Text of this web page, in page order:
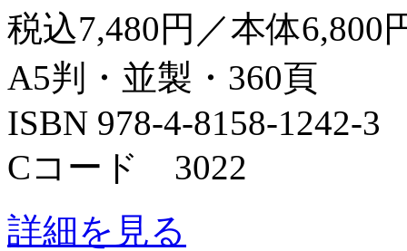
税込7,480円／本体6,800
A5判・並製・360頁
ISBN 978-4-8158-1242-3
Cコード 3022
詳細を見る